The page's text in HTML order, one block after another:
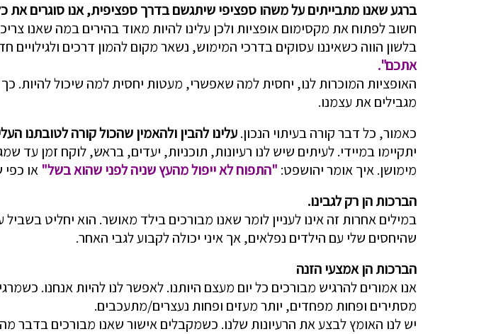
ברגע שאנו מתבייתים על משהו ספציפי שיתגשם בדרך ספציפית, אנו סוגרים את
חשוב לפתוח את מקסימום אופציות ולכן עלינו להיות מאוד בהירים במה שאנו
בלשון הווה כשאיננו עסוקים בדרכי המימוש, נשאר מקום להמון דרכים ולגילויים
אתכם".
האופציות המוכרות לנו, יחסית למה שאפשרי, מעטות יחסית למה שיכול להיות.
מגבילים את עצמנו.
כאמור, כל דבר קורה בעיתוי הנכון.עלינו להבין ולהאמין שהכול קורה לטובתנו
יתקיימו במיידי. לעיתים שיש לנו רעיונות, תוכניות, יעדים, בראש, לוקח זמן עד
מימושן. איך אומר יהושפט: "התפוח לא ייפול מהעץ שניה לפני שהוא בשל" או
הברכות הן רק לגבינו.
במילים אחרות זה אינו לעניין לומר שאנו מבורכים בילד מאושר. הוא יחליט
שהיחסים שלי עם הילדים נפלאים, אך איני יכולה לקבוע לגבי האחר.
הברכות הן אמצעי הזנה
אנו אמורים להרגיש מבורכים כל יום מעצם היותנו. לאפשר לנו להיות אנחנו.
מסתירים ופחות מפחדים, יותר מעזים ופחות נעצרים/מתעכבים.
יש לנו האומץ לבצע את הרעיונות שלנו. כשמקבלים אישור שאנו מבורכים בדבר